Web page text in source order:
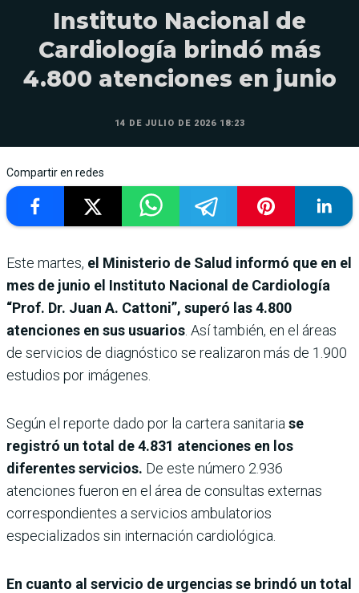
Instituto Nacional de
Cardiología brindó más
4.800 atenciones en junio
14 DE JULIO DE 2026 18:23
Compartir en redes
Este martes, el Ministerio de Salud informó que en el
mes de junio el Instituto Nacional de Cardiología
“Prof. Dr. Juan A. Cattoni”, superó las 4.800
atenciones en sus usuarios . Así también, en el áreas
de servicios de diagnóstico se realizaron más de 1.900
estudios por imágenes.
Según el reporte dado por la cartera sanitaria se
registró un total de 4.831 atenciones en los
diferentes servicios. De este número 2.936
atenciones fueron en el área de consultas externas
correspondientes a servicios ambulatorios
especializados sin internación cardiológica.
En cuanto al servicio de urgencias se brindó un total